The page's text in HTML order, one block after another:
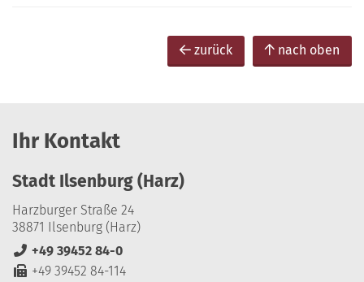
zurück nach oben
Ihr Kontakt
Stadt Ilsenburg (Harz)
Harzburger Straße 24
38871 Ilsenburg (Harz)
+49 39452 84-0
+49 39452 84-114